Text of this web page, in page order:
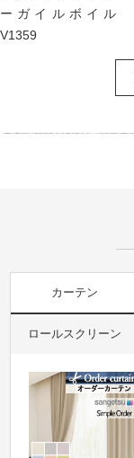
ーガイルボイル
V1359
カーテン
ロールスクリーン